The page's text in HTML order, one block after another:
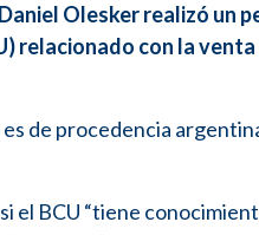
Olesker realizó un
relacionado con la
de procedencia
el BCU “tiene